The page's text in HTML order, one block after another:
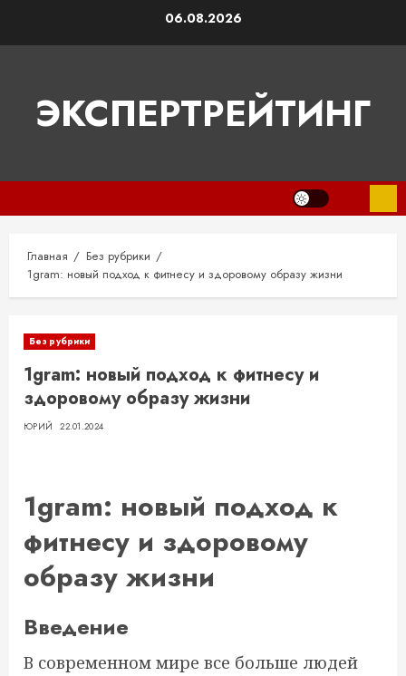
06.08.2026
ЭКСПЕРТРЕЙТИНГ
Главная
Без рубрики
1gram: новый подход к фитнесу и здоровому образу жизни
Без рубрики
1gram: новый подход к фитнесу и
здоровому образу жизни
ЮРИЙ 22.01.2024
1gram: новый подход к
фитнесу и здоровому
образу жизни
Введение
В современном мире все больше людей